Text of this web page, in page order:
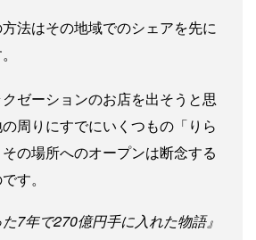
法はその地域でのシェアを先に
ゼーションのお店を出そうと思
周りにすでにいくつもの「りら
の場所へのオープンは断念する
す。
た7年で270億円手に入れた物語』